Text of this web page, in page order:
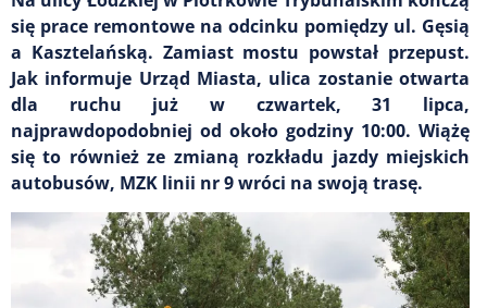
się prace remontowe na odcinku pomiędzy ul. Gęsią
a Kasztelańską. Zamiast mostu powstał przepust.
Jak informuje Urząd Miasta, ulica zostanie otwarta
dla ruchu już w czwartek, 31 lipca,
najprawdopodobniej od około godziny 10:00. Wiążę
się to również ze zmianą rozkładu jazdy miejskich
autobusów, MZK linii nr 9 wróci na swoją trasę.